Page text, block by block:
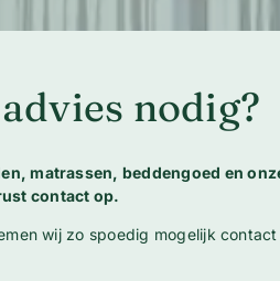
nodig?
matrassen, beddengoed en
contact op.
wij zo spoedig mogelijk